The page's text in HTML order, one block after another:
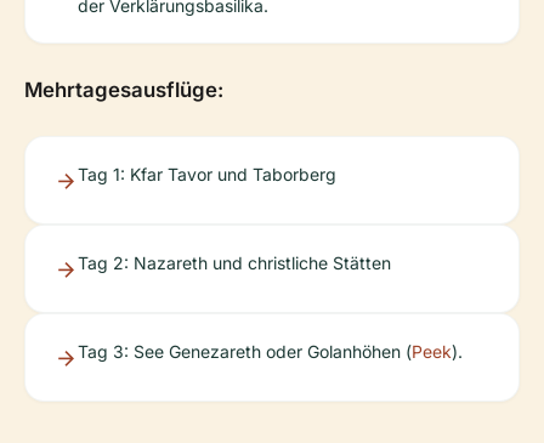
der Verklärungsbasilika.
Mehrtagesausflüge:
Tag 1: Kfar Tavor und Taborberg
Tag 2: Nazareth und christliche Stätten
Tag 3: See Genezareth oder Golanhöhen (Peek).